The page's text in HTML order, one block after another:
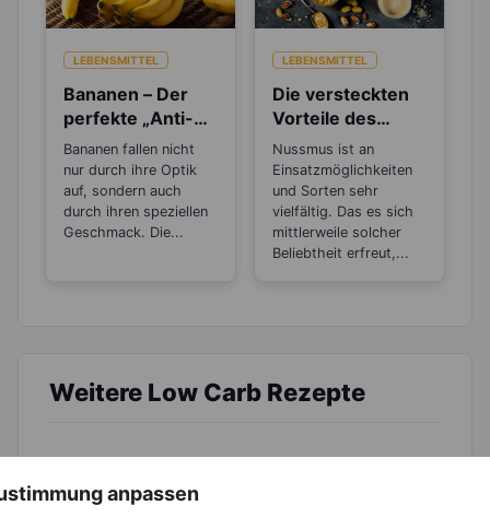
anpassen
LEBENSMITTEL
Bananen – Der
perfekte „Anti-
Stress“-Snack
Bananen fallen nicht
nur durch ihre Optik
auf, sondern auch
durch ihren speziellen
Geschmack. Die...
LEBENSMITTEL
Die versteckten
Vorteile des
Nussmus
Nussmus ist an
Einsatzmöglichkeiten
und Sorten sehr
vielfältig. Das es sich
mittlerweile solcher
Beliebtheit erfreut,...
Weitere Low Carb Rezepte